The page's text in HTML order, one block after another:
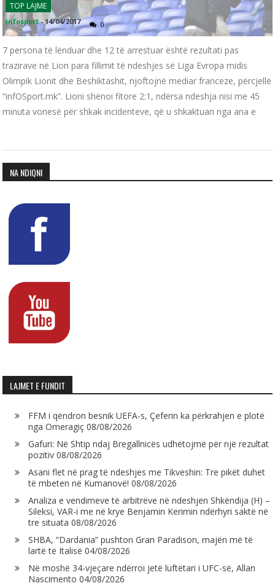
TOP LAJME
infosport - 14/04/2017 0
7 persona të lënduar dhe 12 të arrestuar është rezultati pas
trazirave në Lion para fillimit të ndeshjes së Liga Evropa midis
Olimpik Lionit dhe Beshiktashit, njoftojnë mediar franceze, përcjellë
“infOSport.mk”. Lioni shënoi fitore 2:1, ndërsa ndeshja nisi me 45
minuta vonesë për shkak incidenteve, që u shkaktuan nga ana e
NA NDIQNI
LAJMET E FUNDIT
FFM i qëndron besnik UEFA-s, Çeferin ka përkrahjen e plotë
nga Omeragiç 08/08/2026
Gafuri: Në Shtip ndaj Bregallnicës udhëtojmë për një rezultat
pozitiv 08/08/2026
Asani flet në prag të ndeshjes me Tikveshin: Tre pikët duhet
të mbeten në Kumanovë! 08/08/2026
Analiza e vendimeve të arbitrëve në ndeshjen Shkëndija (H) –
Sileksi, VAR-i me në krye Benjamin Kerimin ndërhyri saktë në
tre situata 08/08/2026
SHBA, “Dardania” pushton Gran Paradison, majën më të
lartë të Italisë 04/08/2026
Në moshë 34-vjeçare ndërroi jetë luftëtari i UFC-së, Allan
Nascimento 04/08/2026